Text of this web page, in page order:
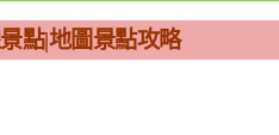
點|地圖景點攻略